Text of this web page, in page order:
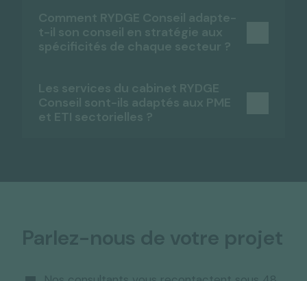
l'organisation :
Parlez-nous de votre projet